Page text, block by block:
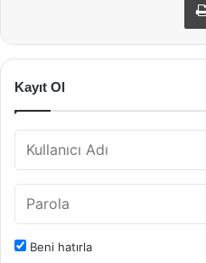
Kayıt Ol
Beni hatırla